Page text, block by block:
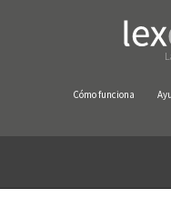
Cómo funciona